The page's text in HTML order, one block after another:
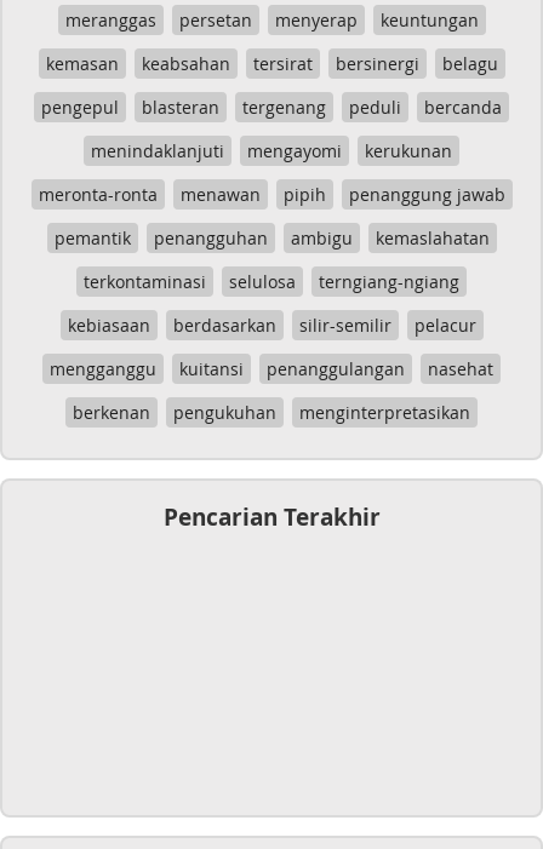
meranggas
persetan menyerap
keuntungan
kemasan
keabsahan tersirat bersinergi
belagu
pengepul
blasteran tergenang peduli
bercanda
menindaklanjuti
mengayomi
kerukunan
meronta-ronta
menawan pipih
penanggung jawab
pemantik
penangguhan ambigu
kemaslahatan
terkontaminasi
selulosa
terngiang-ngiang
kebiasaan
berdasarkan silir-semilir
pelacur
mengganggu
kuitansi penanggulangan
nasehat
berkenan
pengukuhan menginterpretasikan
Pencarian Terakhir